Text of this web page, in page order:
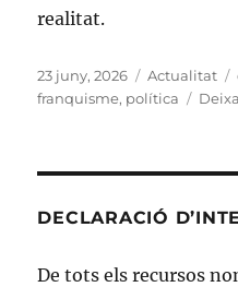
realitat.
Publicat
el
23 juny, 2026 Categories
Actualitat
franquisme, política
DECLARACIÓ
De tots els recursos